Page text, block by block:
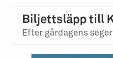
Biljettsläpp till